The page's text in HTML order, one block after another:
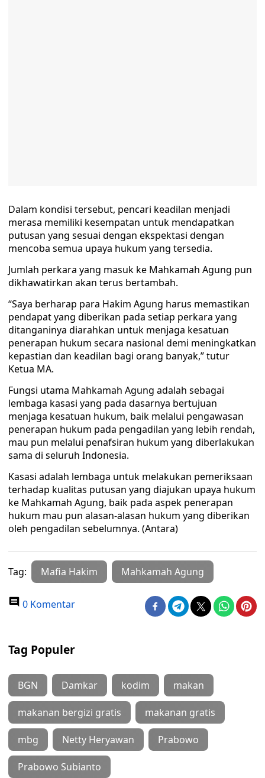
Dalam kondisi tersebut, pencari keadilan menjadi
merasa memiliki kesempatan untuk mendapatkan
putusan yang sesuai dengan ekspektasi dengan
mencoba semua upaya hukum yang tersedia.
Jumlah perkara yang masuk ke Mahkamah Agung pun
dikhawatirkan akan terus bertambah.
“Saya berharap para Hakim Agung harus memastikan
pendapat yang diberikan pada setiap perkara yang
ditanganinya diarahkan untuk menjaga kesatuan
penerapan hukum secara nasional demi meningkatkan
kepastian dan keadilan bagi orang banyak,” tutur
Ketua MA.
Fungsi utama Mahkamah Agung adalah sebagai
lembaga kasasi yang pada dasarnya bertujuan
menjaga kesatuan hukum, baik melalui pengawasan
penerapan hukum pada pengadilan yang lebih rendah,
mau pun melalui penafsiran hukum yang diberlakukan
sama di seluruh Indonesia.
Kasasi adalah lembaga untuk melakukan pemeriksaan
terhadap kualitas putusan yang diajukan upaya hukum
ke Mahkamah Agung, baik pada aspek penerapan
hukum mau pun alasan-alasan hukum yang diberikan
oleh pengadilan sebelumnya. (Antara)
Tag: Mafia Hakim Mahkamah Agung
0 Komentar
Tag Populer
BGN Damkar kodim makan
makanan bergizi gratis makanan gratis
mbg Netty Heryawan Prabowo
Prabowo Subianto